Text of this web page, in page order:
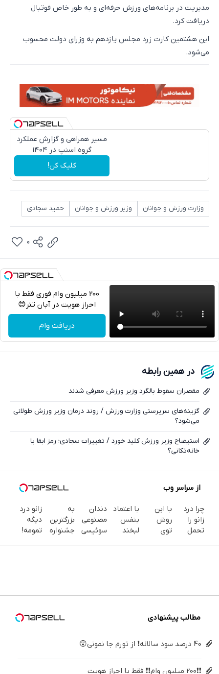
مدیریت در برنامه‌های ورزش حرفه‌ای و به طور خاص فوتبال
دریافت کرد.
این هشتمین کارت زرد مجلس یازدهم به وزرای دولت محسوب
می‌شود.
مسیر همراهی و گزارش عملکرد
گروه اسنپ در ۱۴۰۴
کلیک کن!
وزارت ورزش و جوانان وزیر ورزش و جوانان حمید سجادی
واتساپ
0
200 میلیون وام فوری فقط با
احراز هویت در آبان تتر😍
دریافت وام
در همین رابطه
مقصران سقوط بالگرد وزیر ورزش معرفی شدند
گزینه‌های سرپرستی وزارت ورزش / روند درمان وزیر ورزش طولانی
می‌شود؟
استیضاح وزیر ورزش کلید خورد / تغییرات سجادی؛ رمز ابقا یا
خانه‌تکانی؟
از سراسر وب
چرا درد
زانو را
تحمل
کن
با این
روش
توی
با اعتماد
بنفس
لبخند
دندان
مصنوعی
سوئیسی
اقساطی
به
بزرگترین
جشنواره
زانو درد
دیگه
تمومه!
مطالب پیشنهادی
40 درصد سود سالانه❗ از تورم جا نمونی😲
❗❗200 میلیون وام❗❗ فقط با احراز هویت